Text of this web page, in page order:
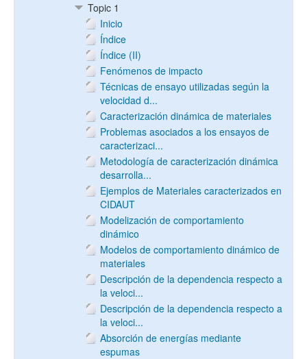
Topic 1
Inicio
Índice
Índice (II)
Fenómenos de impacto
Técnicas de ensayo utilizadas según la
velocidad d...
Caracterización dinámica de materiales
Problemas asociados a los ensayos de
caracterizaci...
Metodología de caracterización dinámica
desarrolla...
Ejemplos de Materiales caracterizados en
CIDAUT
Modelización de comportamiento
dinámico
Modelos de comportamiento dinámico de
materiales
Descripción de la dependencia respecto a
la veloci...
Descripción de la dependencia respecto a
la veloci...
Absorción de energías mediante
espumas